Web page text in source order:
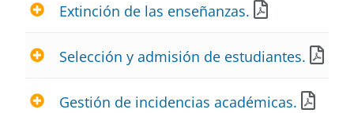
Extinción de las enseñanzas.
Selección y admisión de estudiantes.
Gestión de incidencias académicas.